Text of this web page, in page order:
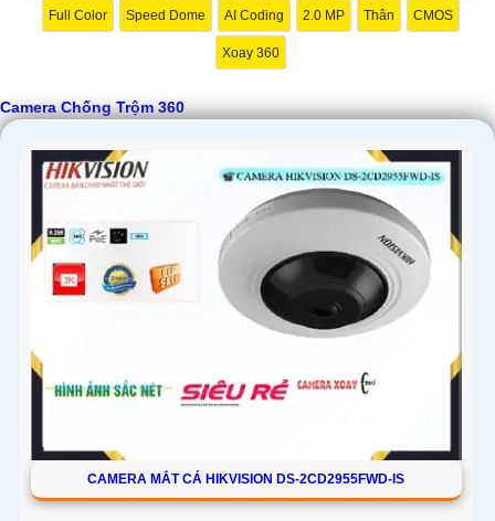
Full Color Speed Dome AI Coding 2.0 MP Thân CMOS
Xoay 360
Camera Chống Trộm 360
CAMERA MẮT CÁ HIKVISION DS-2CD2955FWD-IS